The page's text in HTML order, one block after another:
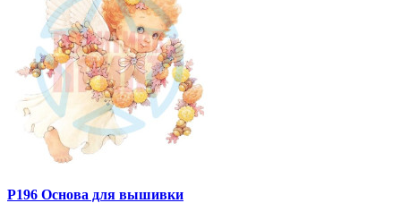
P196 Основа для вышивки